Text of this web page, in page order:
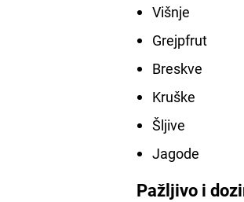
Višnje
Grejpfrut
Breskve
Kruške
Šljive
Jagode
Pažljivo i